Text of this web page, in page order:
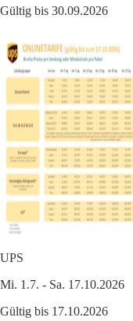
Gültig bis 30.09.2026
UPS
Mi. 1.7. - Sa. 17.10.2026
Gültig bis 17.10.2026